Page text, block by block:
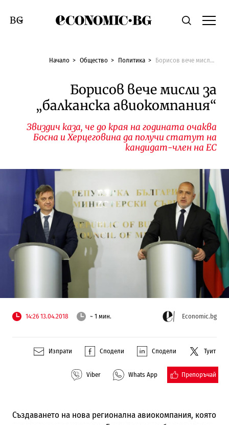
Economic.bgТърсене
Смяна на език
Начало Общество Политика Борисов вече мисли за „балканска авиокомпания“
Борисов вече мисли за
„балканска авиокомпания“
Звиздич каза, че до края на годината очаква
Босна и Херцеговина да получи статут на
кандидат-член на ЕС
14:26 13.04.2018 ~ 1 мин. Economic.bg
Изпрати Сподели Сподели Туит
Viber Whats App Препоръчай
Създаването на нова регионална авиокомпания, която